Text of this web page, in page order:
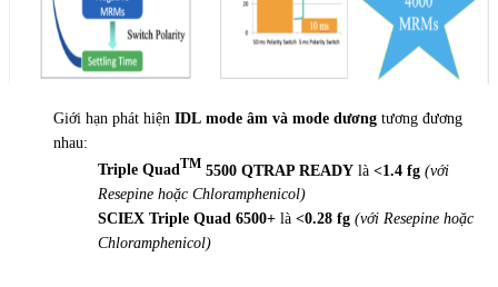
Giới hạn phát hiện IDL mode âm và mode dương tương đương
nhau:
Triple QuadTM 5500 QTRAP READY là <1.4 fg (với
Resepine hoặc Chloramphenicol)
SCIEX Triple Quad 6500+ là <0.28 fg (với Resepine hoặc
Chloramphenicol)